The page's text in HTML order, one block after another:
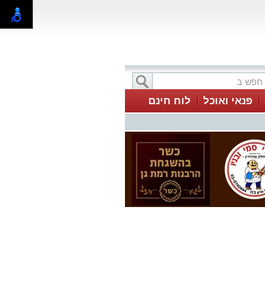
פנאי ואוכל לוח חינם